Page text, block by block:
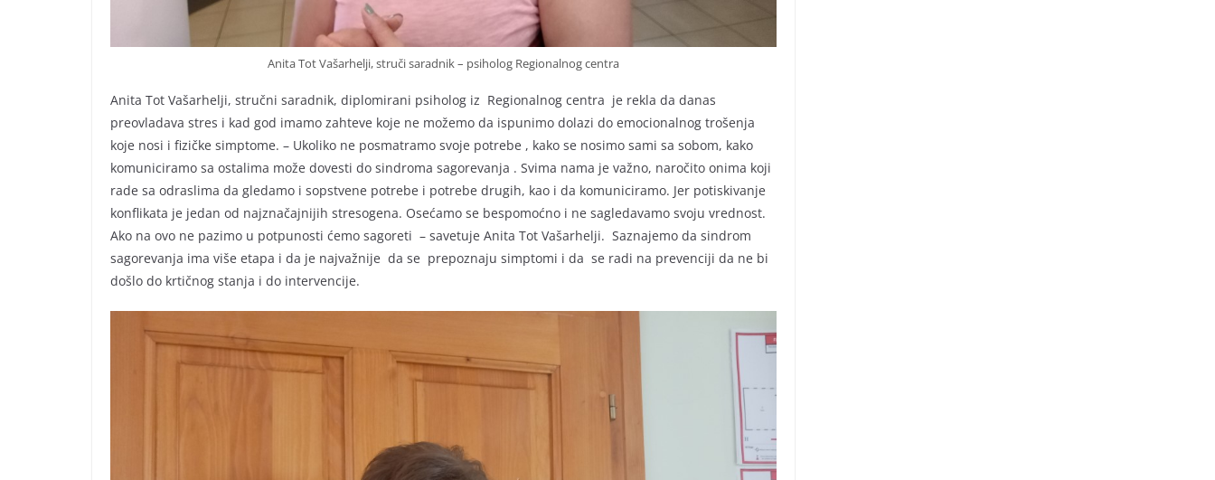
Anita Tot Vašarhelji, struči saradnik – psiholog Regionalnog centra
Anita Tot Vašarhelji, stručni saradnik, diplomirani psiholog iz Regionalnog centra je rekla da danas
preovladava stres i kad god imamo zahteve koje ne možemo da ispunimo dolazi do emocionalnog trošenja
koje nosi i fizičke simptome. – Ukoliko ne posmatramo svoje potrebe , kako se nosimo sami sa sobom, kako
komuniciramo sa ostalima može dovesti do sindroma sagorevanja . Svima nama je važno, naročito onima koji
rade sa odraslima da gledamo i sopstvene potrebe i potrebe drugih, kao i da komuniciramo. Jer potiskivanje
konflikata je jedan od najznačajnijih stresogena. Osećamo se bespomoćno i ne sagledavamo svoju vrednost.
Ako na ovo ne pazimo u potpunosti ćemo sagoreti – savetuje Anita Tot Vašarhelji. Saznajemo da sindrom
sagorevanja ima više etapa i da je najvažnije da se prepoznaju simptomi i da se radi na prevenciji da ne bi
došlo do krtičnog stanja i do intervencije.